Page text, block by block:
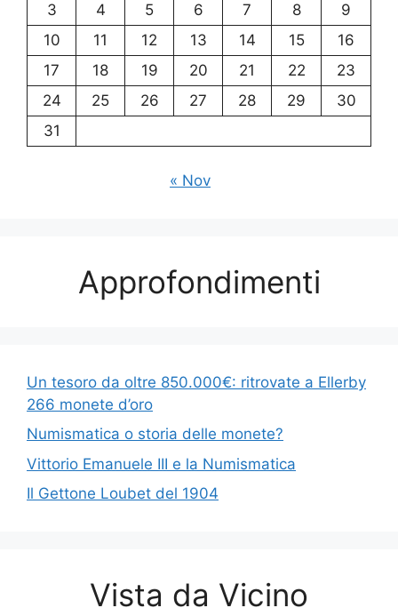
3
4 5 6 7 8
9
10
11 12 13 14 15
16
17
18 19 20 21 22
23
24
25 26 27 28 29
30
31
« Nov
Approfondimenti
Un tesoro da oltre 850.000€: ritrovate a Ellerby
266 monete d’oro
Numismatica o storia delle monete?
Vittorio Emanuele III e la Numismatica
Il Gettone Loubet del 1904
Vista da Vicino